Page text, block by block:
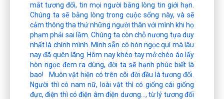
mắt tương đối, tin mọi người bằng lòng tin giới hạn.
Chúng ta sẽ bằng lòng trong cuộc sống này, và sẽ
cảm thông tha thứ những người thân với mình khi họ
phạm phải sai lầm. Chúng ta còn chỗ nương tựa duy
nhất là chính mình. Mình sẵn có hòn ngọc quí mà lâu
nay đã quên lãng. Hôm nay khéo tay mở chéo áo lấy
hòn ngọc đem ra dùng, đời ta sẽ hạnh phúc biết là
bao! Muôn vật hiện có trên cõi đời đều là tương đối.
Người thì có nam nữ, loài vật thì có giống cái giống
đực, điện thì có điện âm điện dương…, từ lý tương đối